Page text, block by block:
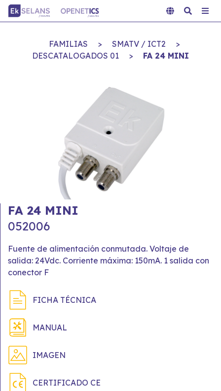
FAMILIAS > SMATV / ICT2
>
DESCATALOGADOS 01
> FA 24 MINI
FA 24 MINI
052006
Fuente de alimentación conmutada. Voltaje de
salida: 24Vdc. Corriente máxima: 150mA. 1 salida con
conector F
FICHA TÉCNICA
MANUAL
IMAGEN
CERTIFICADO CE